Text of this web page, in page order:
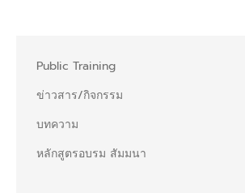
Public Training
ข่าวสาร/กิจกรรม
บทความ
หลักสูตรอบรม สัมมนา